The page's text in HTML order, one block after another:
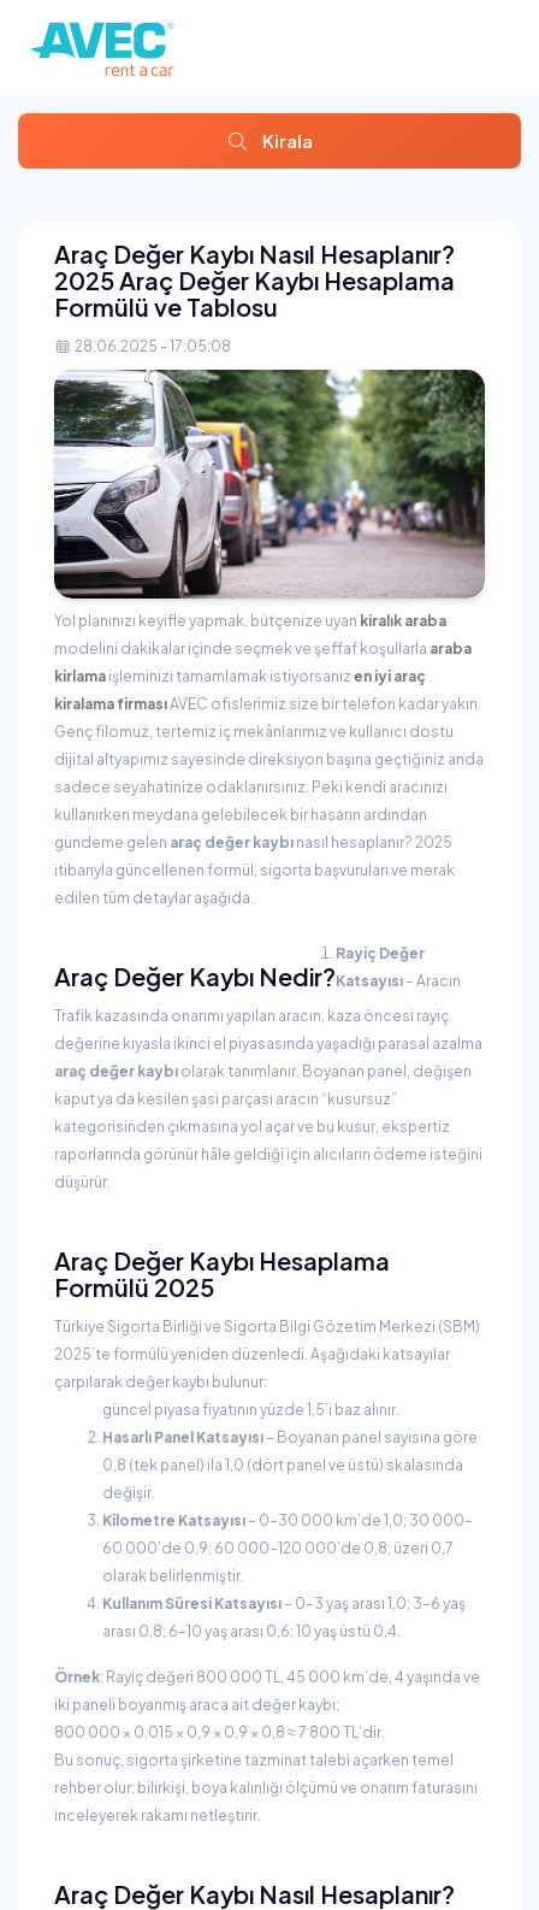
Kirala
Araç Değer Kaybı Nasıl Hesaplanır?
2025 Araç Değer Kaybı Hesaplama
Formülü ve Tablosu
28.06.2025 - 17:05:08
Yol planınızı keyifle yapmak, bütçenize uyan kiralık araba
modelini dakikalar içinde seçmek ve şeffaf koşullarla araba
kirlama işleminizi tamamlamak istiyorsanız en iyi araç
kiralama firmasıAVEC ofislerimiz size bir telefon kadar yakın.
Genç filomuz, tertemiz iç mekânlarımız ve kullanıcı dostu
dijital altyapımız sayesinde direksiyon başına geçtiğiniz anda
sadece seyahatinize odaklanırsınız. Peki kendi aracınızı
kullanırken meydana gelebilecek bir hasarın ardından
gündeme gelen araç değer kaybı nasıl hesaplanır? 2025
itibarıyla güncellenen formül, sigorta başvuruları ve merak
edilen tüm detaylar aşağıda.
Araç Değer Kaybı Nedir?
Trafik kazasında onarımı yapılan aracın, kaza öncesi rayiç
değerine kıyasla ikinci el piyasasında yaşadığı parasal azalma
araç değer kaybı olarak tanımlanır. Boyanan panel, değişen
kaput ya da kesilen şasi parçası aracın “kusursuz”
kategorisinden çıkmasına yol açar ve bu kusur, ekspertiz
raporlarında görünür hâle geldiği için alıcıların ödeme isteğini
düşürür.
Araç Değer Kaybı Hesaplama
Formülü 2025
Türkiye Sigorta Birliği ve Sigorta Bilgi Gözetim Merkezi (SBM)
2025’te formülü yeniden düzenledi. Aşağıdaki katsayılar
çarpılarak değer kaybı bulunur:
Rayiç Değer
Katsayısı – Aracın
güncel piyasa fiyatının yüzde 1,5’i baz alınır.
Hasarlı Panel Katsayısı – Boyanan panel sayısına göre
0,8 (tek panel) ila 1,0 (dört panel ve üstü) skalasında
değişir.
Kilometre Katsayısı – 0–30 000 km’de 1,0; 30 000–
60 000’de 0,9; 60 000–120 000’de 0,8; üzeri 0,7
olarak belirlenmiştir.
Kullanım Süresi Katsayısı – 0–3 yaş arası 1,0; 3–6 yaş
arası 0,8; 6–10 yaş arası 0,6; 10 yaş üstü 0,4.
Örnek: Rayiç değeri 800 000 TL, 45 000 km’de, 4 yaşında ve
iki paneli boyanmış araca ait değer kaybı;
800 000 × 0,015 × 0,9 × 0,9 × 0,8 ≈ 7 800 TL’dir.
Bu sonuç, sigorta şirketine tazminat talebi açarken temel
rehber olur; bilirkişi, boya kalınlığı ölçümü ve onarım faturasını
inceleyerek rakamı netleştirir.
Araç Değer Kaybı Nasıl Hesaplanır?